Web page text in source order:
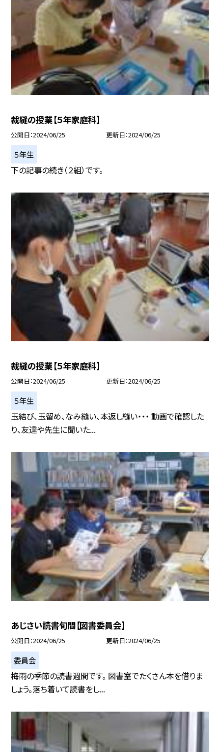
裁縫の授業【５年家庭科】
公開日 2024/06/25 更新日 2024/06/25
５年生
下の記事の続き（２組）です。
裁縫の授業【５年家庭科】
公開日 2024/06/25 更新日 2024/06/25
５年生
玉結び、玉留め、なみ縫い、本返し縫い・・・ 動画で確認した
り、友達や先生に聞いた...
あじさい読書旬間【図書委員会】
公開日 2024/06/25 更新日 2024/06/25
委員会
梅雨の季節の読書週間です。 図書室でたくさん本を借りま
しょう。落ち着いて読書をし...